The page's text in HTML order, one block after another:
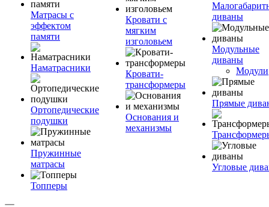
Матрасы с
эффектом
памяти
Наматрасники
Ортопедические
подушки
Пружинные
матрасы
Топперы
Кровати с
мягким
изголовьем
Кровати-
трансформеры
Основания и
механизмы
диваны
Модульные
диваны
Модули
Прямые
Угловые